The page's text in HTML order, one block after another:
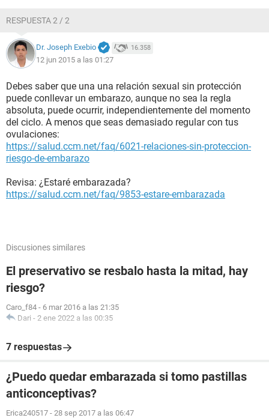
RESPUESTA 2 / 2
Dr. Joseph Exebio 16.358
12 jun 2015 a las 01:27
Debes saber que una una relación sexual sin protección
puede conllevar un embarazo, aunque no sea la regla
absoluta, puede ocurrir, independientemente del momento
del ciclo. A menos que seas demasiado regular con tus
ovulaciones:
https://salud.ccm.net/faq/6021-relaciones-sin-proteccion-
riesgo-de-embarazo
Revisa: ¿Estaré embarazada?
https://salud.ccm.net/faq/9853-estare-embarazada
Discusiones similares
El preservativo se resbalo hasta la mitad, hay
riesgo?
Caro_f84 - 6 mar 2016 a las 21:35
Dari - 2 ene 2022 a las 00:35
7 respuestas
¿Puedo quedar embarazada si tomo pastillas
anticonceptivas?
Erica240517 - 28 sep 2017 a las 06:47